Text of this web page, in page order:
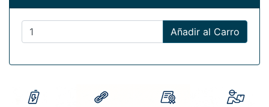
Añadir al Carro